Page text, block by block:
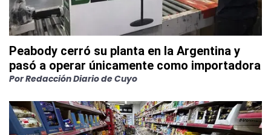
Peabody cerró su planta en la Argentina y
pasó a operar únicamente como importadora
PorRedacción Diario de Cuyo